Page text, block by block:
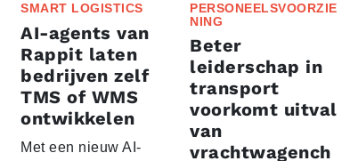
SMART LOGISTICS
AI-agents van
Rappit laten
bedrijven zelf
TMS of WMS
ontwikkelen
Met een nieuw AI-
PERSONEELSVOORZIE
NING
Beter
leiderschap in
transport
voorkomt uitval
van
vrachtwagench